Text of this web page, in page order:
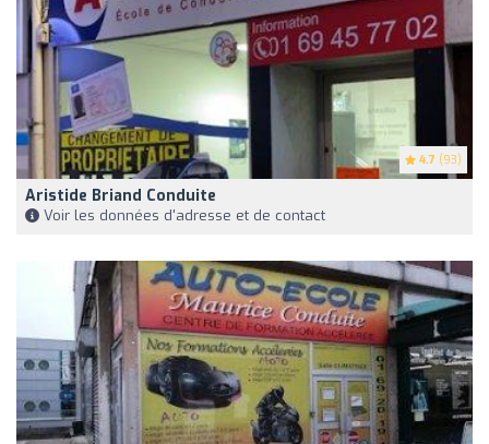
4.7 (93)
Aristide Briand Conduite
Voir les données d'adresse et de contact